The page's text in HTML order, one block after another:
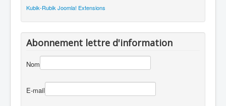
Kubik-Rubik Joomla! Extensions
Abonnement lettre d'information
Nom
E-mail